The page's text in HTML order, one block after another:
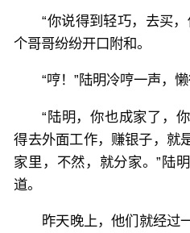
“你说得到轻巧，去买
个哥哥纷纷开口附和。
“哼！”陆明冷哼一声，
“陆明，你也成家了，
得去外面工作，赚银子，就
家里，不然，就分家。”陆
道。
昨天晚上，他们就经过